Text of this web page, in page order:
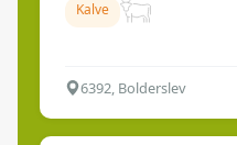
Kalve
6392, Bolderslev